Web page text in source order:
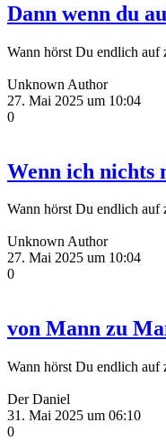
Dann wenn du
Wann hörst Du endlich auf
Unknown Author
27. Mai 2025 um 10:04
0
Wenn ich nichts
Wann hörst Du endlich auf
Unknown Author
27. Mai 2025 um 10:04
0
von Mann zu
Wann hörst Du endlich auf
Der Daniel
31. Mai 2025 um 06:10
0